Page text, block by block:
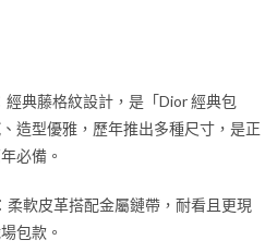
經典藤格紋設計，是「Dior 經典包
造型優雅，歷年推出多種尺寸，是正
必備。
柔軟皮革搭配金屬鏈帶，耐看且更現
包款。